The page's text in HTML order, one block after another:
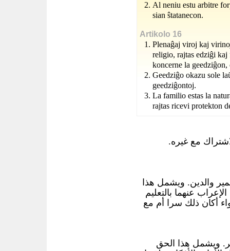
Al neniu estu arbitre
sian ŝtatanecon.
Artikolo 16
Plenaĝaj viroj kaj
religio, rajtas edziĝi
koncerne la
Geedziĝo okazu sole
geedziĝontoj.
La familio estas la
rajtas ricevi protekton
مع غيره.
والدين. ويشمل هذا
عنهما بالتعليم
أكان ذلك سرا أم مع
ويشمل هذا الحق